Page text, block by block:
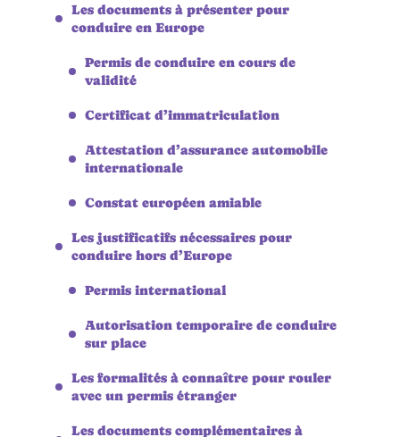
Les documents à présenter pour
conduire en Europe
Permis de conduire en cours de
validité
Certificat d’immatriculation
Attestation d’assurance automobile
internationale
Constat européen amiable
Les justificatifs nécessaires pour
conduire hors d’Europe
Permis international
Autorisation temporaire de conduire
sur place
Les formalités à connaître pour rouler
avec un permis étranger
Les documents complémentaires à